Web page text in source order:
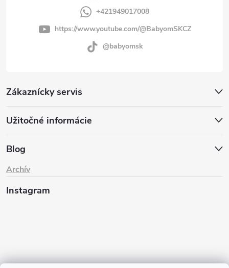
Zákaznícky servis
Užitočné informácie
Blog
Archív
+421949017008
https://www.youtube.com/@BabyomSKCZ
@babyomsk
Instagram